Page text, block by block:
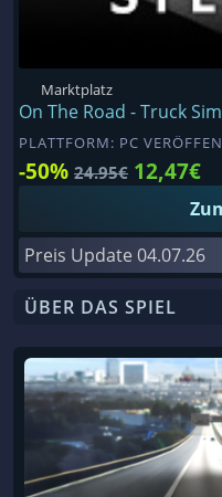
Marktplatz
On The Road - Truck
PLATTFORM: PC
-50% 24.95€ 12,47€
Preis Update 04.07.26
ÜBER DAS SPIEL